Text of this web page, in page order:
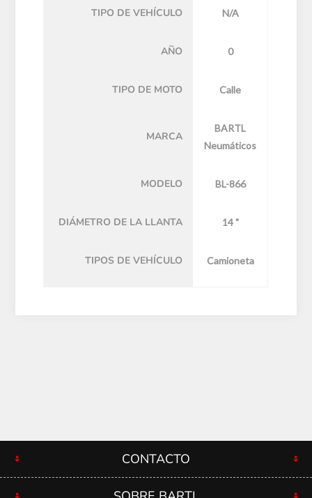
TIPO DE VEHÍCULO N/A
AÑO 0
TIPO DE MOTO Calle
MARCA
BARTL
Neumáticos
MODELO BL-866
DIÁMETRO DE LA LLANTA 14 "
TIPOS DE VEHÍCULO Camioneta
CONTACTO